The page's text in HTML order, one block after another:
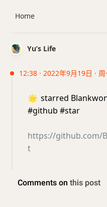
Yu’s Life
12:38 · 2022年9月19日 ·
🌟 starred
#github #star
https://github.com/
t
Home